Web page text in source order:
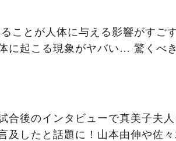
ことが人体に与える影響がすご
に起こる現象がヤバい… 驚くべ
合後のインタビューで真美子夫
及したと話題に！山本由伸や佐々